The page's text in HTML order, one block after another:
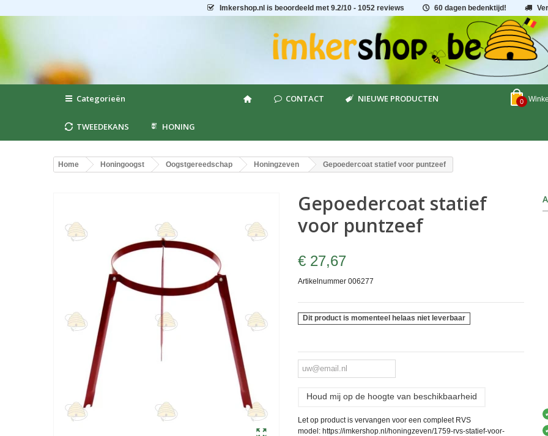
Imkershop.nl is beoordeeld met 9.2/10 - 1052 reviews 60 dagen bedenktijd!
0
Categorieën CONTACT NIEUWE PRODUCTEN
TWEEDEKANS HONING
Home Honingoogst Oogstgereedschap Honingzeven Gepoedercoat statief voor puntzeef
Gepoedercoat statief
voor puntzeef
€ 27,67
Artikelnummer 006277
Dit product is momenteel helaas niet leverbaar
Houd mij op de hoogte van beschikbaarheid
Let op product is vervangen voor een compleet RVS
model: https://imkershop.nl/honingzeven/1759-rvs-statief-voor-